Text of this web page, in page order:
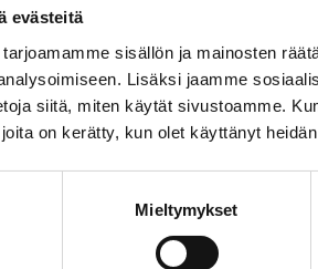
evästeitä
sisällön ja mainosten
Lisäksi jaamme
siitä, miten käytät sivustoamme.
on kerätty, kun olet käyttänyt
Mieltymykset
Raketitovat klassisiailotulitteita.
erilaisia efektejä, luoden
yksittäisiä raketteja, joista
Kun etsit raketteja Jyväskylän